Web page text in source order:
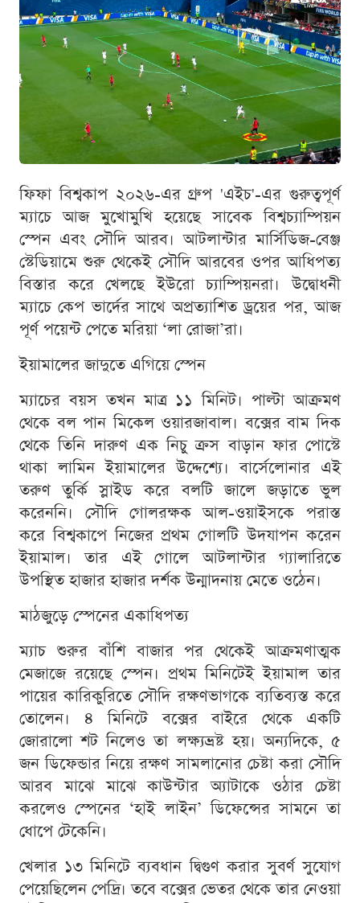
ফিফা বিশ্বকাপ ২০২৬-এর গ্রুপ 'এইচ'-এর গুরুত্বপূর্ণ
ম্যাচে আজ মুখোমুখি হয়েছে সাবেক বিশ্বচ্যাম্পিয়ন
স্পেন এবং সৌদি আরব। আটলান্টার মার্সিডিজ-বেঞ্জ
স্টেডিয়ামে শুরু থেকেই সৌদি আরবের ওপর আধিপত্য
বিস্তার করে খেলছে ইউরো চ্যাম্পিয়নরা। উদ্বোধনী
ম্যাচে কেপ ভার্দের সাথে অপ্রত্যাশিত ড্রয়ের পর, আজ
পূর্ণ পয়েন্ট পেতে মরিয়া ‘লা রোজা’রা।
ইয়ামালের জাদুতে এগিয়ে স্পেন
ম্যাচের বয়স তখন মাত্র ১১ মিনিট। পাল্টা আক্রমণ
থেকে বল পান মিকেল ওয়ারজাবাল। বক্সের বাম দিক
থেকে তিনি দারুণ এক নিচু ক্রস বাড়ান ফার পোস্টে
থাকা লামিন ইয়ামালের উদ্দেশ্যে। বার্সেলোনার এই
তরুণ তুর্কি স্লাইড করে বলটি জালে জড়াতে ভুল
করেননি। সৌদি গোলরক্ষক আল-ওয়াইসকে পরাস্ত
করে বিশ্বকাপে নিজের প্রথম গোলটি উদযাপন করেন
ইয়ামাল। তার এই গোলে আটলান্টার গ্যালারিতে
উপস্থিত হাজার হাজার দর্শক উন্মাদনায় মেতে ওঠেন।
মাঠজুড়ে স্পেনের একাধিপত্য
ম্যাচ শুরুর বাঁশি বাজার পর থেকেই আক্রমণাত্মক
মেজাজে রয়েছে স্পেন। প্রথম মিনিটেই ইয়ামাল তার
পায়ের কারিকুরিতে সৌদি রক্ষণভাগকে ব্যতিব্যস্ত করে
তোলেন। ৪ মিনিটে বক্সের বাইরে থেকে একটি
জোরালো শট নিলেও তা লক্ষ্যভ্রষ্ট হয়। অন্যদিকে, ৫
জন ডিফেন্ডার নিয়ে রক্ষণ সামলানোর চেষ্টা করা সৌদি
আরব মাঝে মাঝে কাউন্টার অ্যাটাকে ওঠার চেষ্টা
করলেও স্পেনের ‘হাই লাইন’ ডিফেন্সের সামনে তা
ধোপে টেকেনি।
খেলার ১৩ মিনিটে ব্যবধান দ্বিগুণ করার সুবর্ণ সুযোগ
পেয়েছিলেন পেদ্রি। তবে বক্সের ভেতর থেকে তার নেওয়া